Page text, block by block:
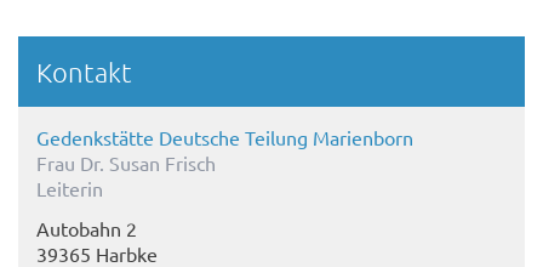
Kontakt
Gedenkstätte Deutsche Teilung Marienborn
Frau Dr. Susan Frisch
Leiterin
Autobahn 2
39365 Harbke